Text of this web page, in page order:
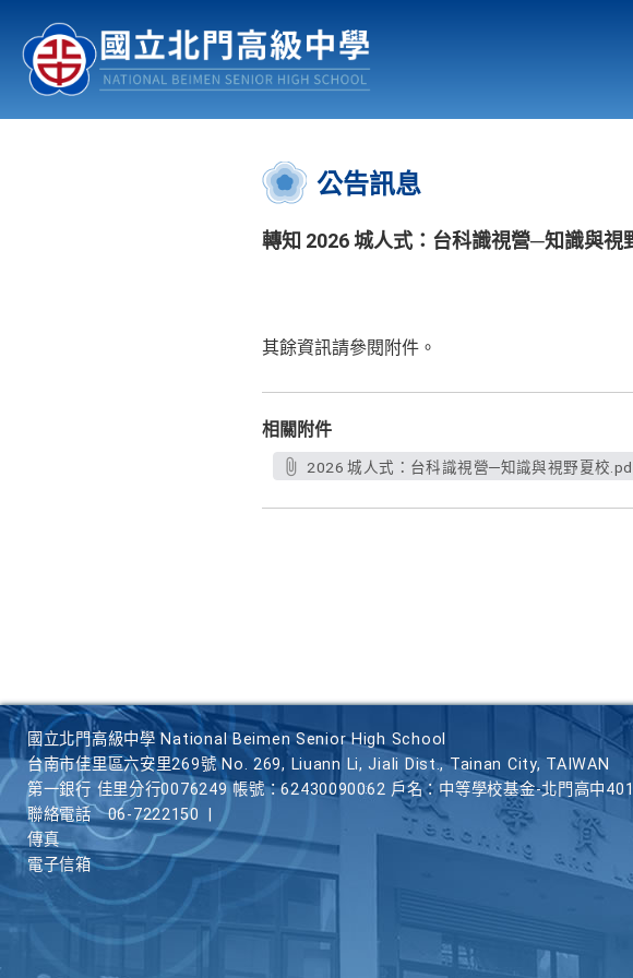
認識北中 行事曆
:::
公告訊息
轉知 2026 城人式：台科識視營─知識與視
其餘資訊請參閱附件。
相關附件
2026 城人式：台科識視營─知識與視野夏校
國立北門高級中學 National Beimen Senior High School
台南市佳里區六安里269號 No. 269, Liuann Li, Jiali Dist., Tainan City, TAIWAN
第一銀行 佳里分行0076249 帳號：62430090062 戶名：中等學校基金-北門高中
聯絡電話
06-7222150
傳真
電子信箱